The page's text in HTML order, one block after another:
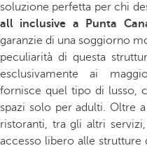
soluzione perfetta per chi
all inclusive a Punta
garanzie di una soggiorno
peculiarità di questa
esclusivamente ai
fornisce quel tipo di lusso,
spazi solo per adulti. Oltre
ristoranti, tra gli altri
accesso libero alle strutture